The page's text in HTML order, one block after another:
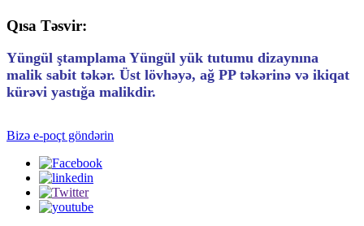
Qısa Təsvir:
Yüngül ştamplama Yüngül yük tutumu dizaynına
malik sabit təkər. Üst lövhəyə, ağ PP təkərinə və ikiqat
kürəvi yastığa malikdir.
Bizə e-poçt göndərin